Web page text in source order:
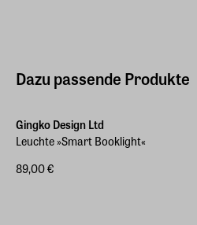
Dazu passende Produkte
Gingko Design Ltd
Leuchte »Smart Booklight«
89,00 €